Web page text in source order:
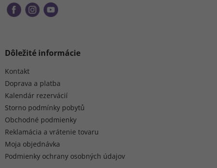
Dôležité informácie
Kontakt
Doprava a platba
Kalendár rezervácií
Storno podmínky pobytů
Obchodné podmienky
Reklamácia a vrátenie tovaru
Moja objednávka
Podmienky ochrany osobných údajov